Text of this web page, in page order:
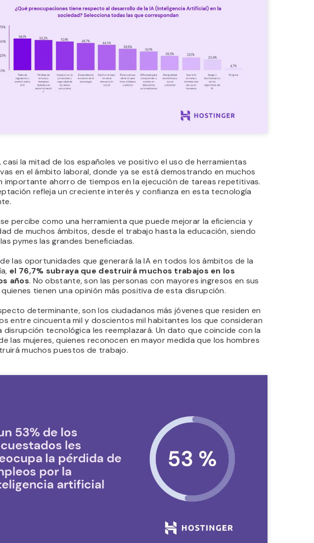
casi la mitad de los españoles ve positivo el uso de herramientas
en el ámbito laboral, donde ya se está demostrando en muchos
importante ahorro de tiempos en la ejecución de tareas repetitivas.
refleja un creciente interés y confianza en esta tecnología
percibe como una herramienta que puede mejorar la eficiencia y
de muchos ámbitos, desde el trabajo hasta la educación, siendo
pymes las grandes beneficiadas.
las oportunidades que generará la IA en todos los ámbitos de la
el 76,7% subraya que destruirá muchos trabajos en los
años. No obstante, son las personas con mayores ingresos en sus
tienen una opinión más positiva de esta disrupción.
determinante, son los ciudadanos más jóvenes que residen en
entre cincuenta mil y doscientos mil habitantes los que consideran
disrupción tecnológica les reemplazará. Un dato que coincide con la
las mujeres, quienes reconocen en mayor medida que los hombres
muchos puestos de trabajo.